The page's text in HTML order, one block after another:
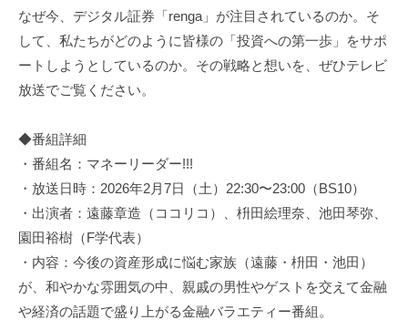
ロ
し
い
る
商
品
に
あ
な
た
なぜ今、デジタル証券「renga」が注目されているのか。そ
して、私たちがどのように皆様の「投資への第一歩」をサポ
ートしようとしているのか。その戦略と想いを、ぜひテレビ
放送でご覧ください。
◆番組詳細
・番組名：マネーリーダー!!!
・放送日時：2026年2月7日（土）22:30〜23:00（BS10）
・出演者：遠藤章造（ココリコ）、枡田絵理奈、池田琴弥、
園田裕樹（F学代表）
・内容：今後の資産形成に悩む家族（遠藤・枡田・池田）
が、和やかな雰囲気の中、親戚の男性やゲストを交えて金融
や経済の話題で盛り上がる金融バラエティー番組。